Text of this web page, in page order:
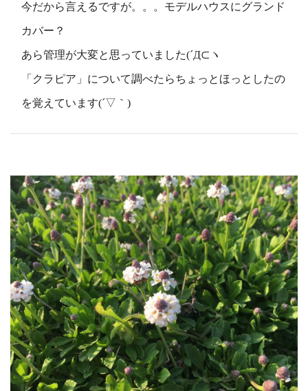
今だから言えるですが。。。モデルハウスにグランド
カバー？
あら管理が大変と思っていました(´Д⊂ヽ
「クラピア」について調べたらちょっとほっとしたの
を覚えています(´▽｀)